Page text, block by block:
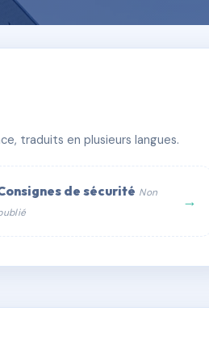
traduits en plusieurs langues.
de sécurité Non
→